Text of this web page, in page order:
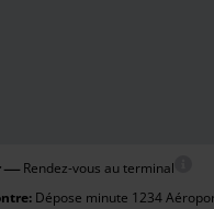
— Rendez-vous au terminal
Dépose minute 1234